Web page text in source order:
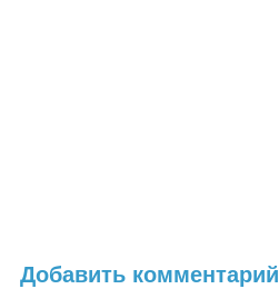
Добавить комментарий